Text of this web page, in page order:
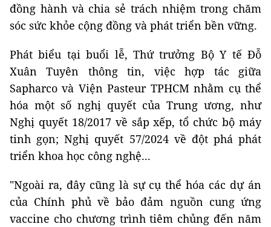
đồng hành và chia sẻ trách nhiệm trong chăm
sóc sức khỏe cộng đồng và phát triển bền vững.
Phát biểu tại buổi lễ, Thứ trưởng Bộ Y tế Đỗ
Xuân Tuyên thông tin, việc hợp tác giữa
Sapharco và Viện Pasteur TPHCM nhằm cụ thể
hóa một số nghị quyết của Trung ương, như
Nghị quyết 18/2017 về sắp xếp, tổ chức bộ máy
tinh gọn; Nghị quyết 57/2024 về đột phá phát
triển khoa học công nghệ...
"Ngoài ra, đây cũng là sự cụ thể hóa các dự án
của Chính phủ về bảo đảm nguồn cung ứng
vaccine cho chương trình tiêm chủng đến năm